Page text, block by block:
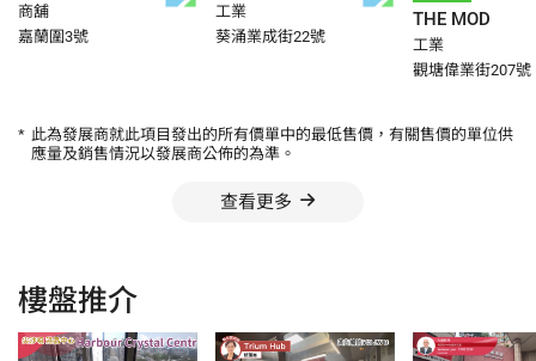
商舖
嘉蘭圍3號
工業
葵涌業成街22號
THE MOD
工業
觀塘偉業街207號
* 此為發展商就此項目發出的所有價單中的最低售價，有關售價的單位供
應量及銷售情況以發展商公佈的為準。
查看更多
樓盤推介